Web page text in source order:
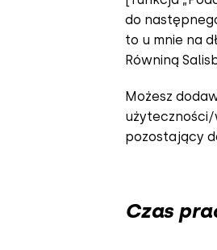
do
to u mnie na
Równiną
Możesz
użyteczności/
pozostający
Czas